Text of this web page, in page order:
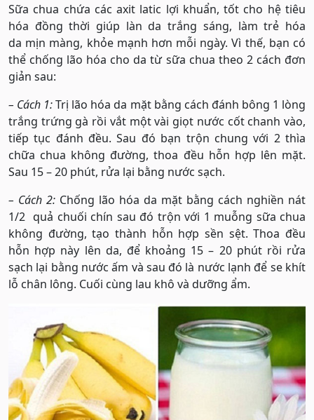
Sữa chua chứa các axit latic lợi khuẩn, tốt cho hệ tiêu
hóa đồng thời giúp làn da trắng sáng, làm trẻ hóa
da mịn màng, khỏe mạnh hơn mỗi ngày. Vì thế, bạn có
thể chống lão hóa cho da từ sữa chua theo 2 cách đơn
giản sau:
– Cách 1:Trị lão hóa da mặt bằng cách đánh bông 1 lòng
trắng trứng gà rồi vắt một vài giọt nước cốt chanh vào,
tiếp tục đánh đều. Sau đó bạn trộn chung với 2 thìa
chữa chua không đường, thoa đều hỗn hợp lên mặt.
Sau 15 – 20 phút, rửa lại bằng nước sạch.
– Cách 2: Chống lão hóa da mặt bằng cách nghiền nát
1/2 quả chuối chín sau đó trộn với 1 muỗng sữa chua
không đường, tạo thành hỗn hợp sền sệt. Thoa đều
hỗn hợp này lên da, để khoảng 15 – 20 phút rồi rửa
sạch lại bằng nước ấm và sau đó là nước lạnh để se khít
lỗ chân lông. Cuối cùng lau khô và dưỡng ẩm.